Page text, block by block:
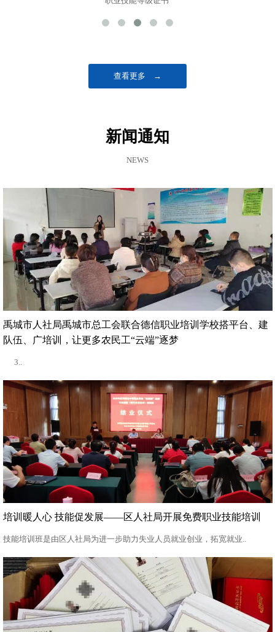
查看更多 →
新闻通知
NEWS
禹城市人社局禹城市总工会联合德信职业培训学校搭平台、建
队伍、广培训，让更多农民工“云端”逐梦
3..
培训暖人心 技能促发展——区人社局开展免费职业技能培训
技能培训班是由区人社局为进一步助力失业人员就业创业，拓宽就业..